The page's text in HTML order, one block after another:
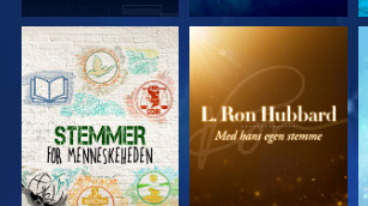
UDFORSK SERIEN UDFORSK SERIEN